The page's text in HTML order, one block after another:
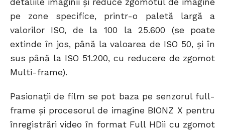
detaliile imaginii și reduce zgomotul de imagine
pe zone specifice, printr-o paletă largă a
valorilor ISO, de la 100 la 25.600 (se poate
extinde în jos, până la valoarea de ISO 50, și în
sus până la ISO 51.200, cu reducere de zgomot
Multi-frame).
Pasionații de film se pot baza pe senzorul full-
frame și procesorul de imagine BIONZ X pentru
înregistrări video în format Full HDii cu zgomot